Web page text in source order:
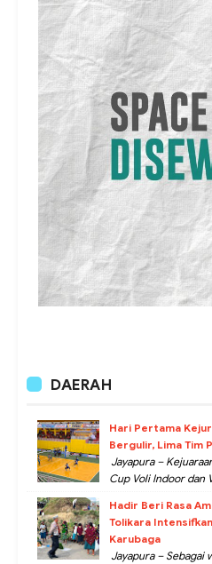
DAERAH
Hari Pertama
Bergulir, Lima Tim
Jayapura –
Cup Voli Indoor dan
Hadir Beri Rasa
Tolikara
Karubaga
Jayapura – Sebagai